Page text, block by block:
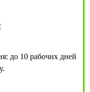
до 10 рабочих дней